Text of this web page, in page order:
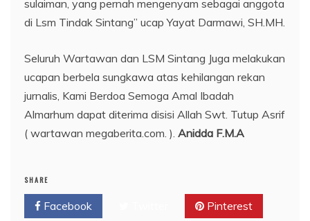
sulaiman, yang pernah mengenyam sebagai anggota
di Lsm Tindak Sintang” ucap Yayat Darmawi, SH.MH.
Seluruh Wartawan dan LSM Sintang Juga melakukan
ucapan berbela sungkawa atas kehilangan rekan
jurnalis, Kami Berdoa Semoga Amal Ibadah
Almarhum dapat diterima disisi Allah Swt. Tutup Asrif
( wartawan megaberita.com. ). Anidda F.M.A
SHARE
Facebook Pinterest